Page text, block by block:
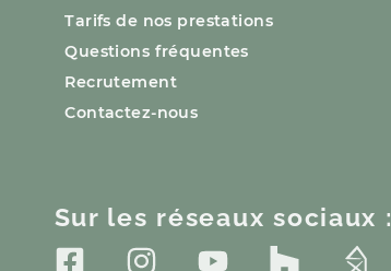
Tarifs de nos prestations
Questions fréquentes
Recrutement
Contactez-nous
Sur les réseaux sociaux :